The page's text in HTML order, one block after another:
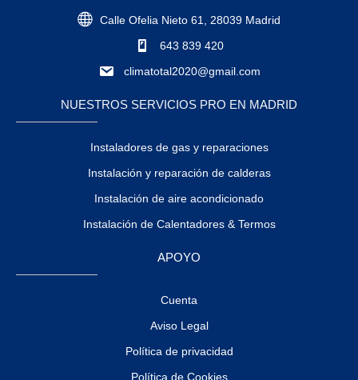
Calle Ofelia Nieto 61, 28039 Madrid
643 839 420
climatotal2020@gmail.com
NUESTROS SERVICIOS PRO EN MADRID
Instaladores de gas y reparaciones
Instalación y reparación de calderas
Instalación de aire acondicionado
Instalación de Calentadores & Termos
APOYO
Cuenta
Aviso Legal
Política de privacidad
Política de Cookies